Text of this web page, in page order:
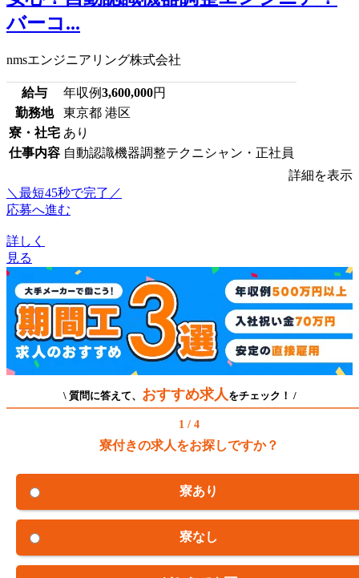
バーコ...
nmsエンジニアリング株式会社
給与 年収例3,600,000円
勤務地
東京都 港区
寮・社宅 あり
仕事内容 自動認識機器調整テクニシャン・正社員
詳細を表示
＼最短45秒で完了／
応募へ進む
詳しく
見る
\ 質問に答えて、 おすすめ求人 をチェック！ /
1 / 4
寮付きの求人をお探しですか？
寮あり
寮なし